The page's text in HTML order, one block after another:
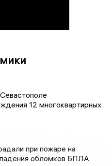
12 многоквартирных
при пожаре на
обломков БПЛА